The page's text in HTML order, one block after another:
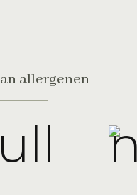
allergenen